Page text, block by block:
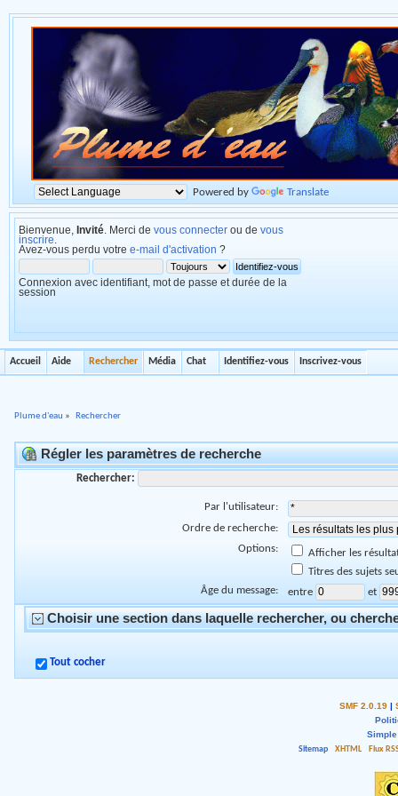
Powered by Translate
Bienvenue, Invité . Merci de vous connecter ou de vous
inscrire
Avez-vous perdu votre e-mail d'activation ?
Connexion avec identifiant, mot de passe et durée de la
session
Accueil Aide Rechercher Média Chat Identifiez-vous Inscrivez-vous
Plume d'eau » Rechercher
Régler les paramètres de recherche
Rechercher:
Par l'utilisateur:
Ordre de recherche:
Options:
Afficher les
Titres des sujets
Âge du message:
entre et
Choisir une section dans laquelle rechercher, ou
Tout cocher
SMF 2.0.19 |
Sitemap
XHTML Flux